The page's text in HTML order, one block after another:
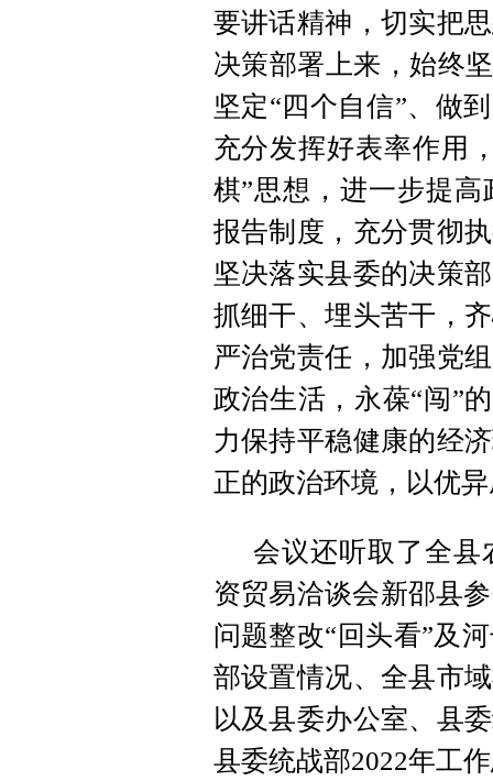
要讲话精神，切实把
决策部署上来，始终
坚定“四个自信”、做
充分发挥好表率作用
棋”思想，进一步提
报告制度，充分贯彻
坚决落实县委的决策
抓细干、埋头苦干，
严治党责任，加强党
政治生活，永葆“闯”
力保持平稳健康的经
正的政治环境，以优
会议还听取了全县
资贸易洽谈会新邵县
问题整改“回头看”及
部设置情况、全县市
以及县委办公室、县
县委统战部2022年工